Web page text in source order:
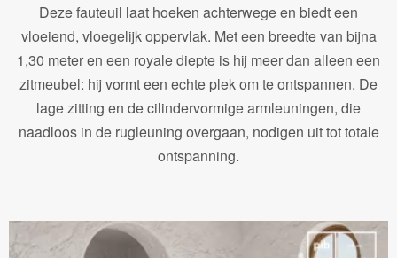
Deze fauteuil laat hoeken achterwege en biedt een
vloeiend, vloegelijk oppervlak. Met een breedte van bijna
1,30 meter en een royale diepte is hij meer dan alleen een
zitmeubel: hij vormt een echte plek om te ontspannen. De
lage zitting en de cilindervormige armleuningen, die
naadloos in de rugleuning overgaan, nodigen uit tot totale
ontspanning.